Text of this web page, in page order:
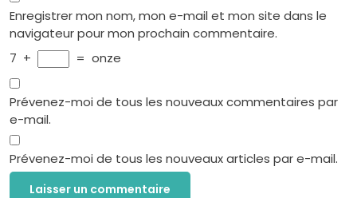
Enregistrer mon nom, mon e-mail et mon site dans le
navigateur pour mon prochain commentaire.
7 + = onze
Prévenez-moi de tous les nouveaux commentaires par
e-mail.
Prévenez-moi de tous les nouveaux articles par e-mail.